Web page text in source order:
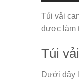
Túi vải
được làm
Túi
Dưới đây